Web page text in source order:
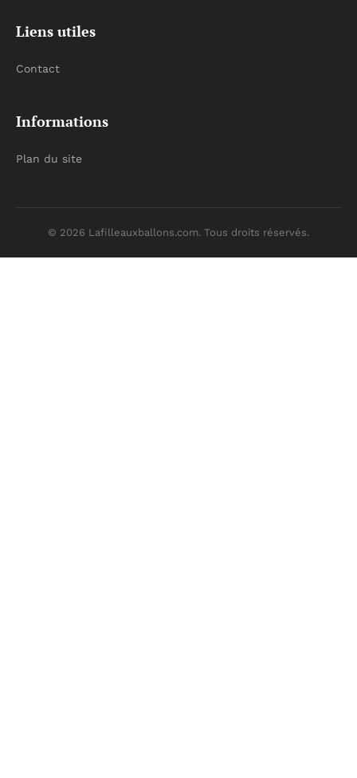
Liens utiles
Contact
Informations
Plan du site
© 2026 Lafilleauxballons.com. Tous droits réservés.